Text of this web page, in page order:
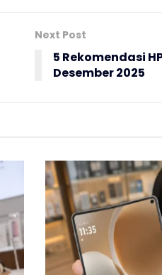
Next Post
5 Rekomendasi
Desember 2025